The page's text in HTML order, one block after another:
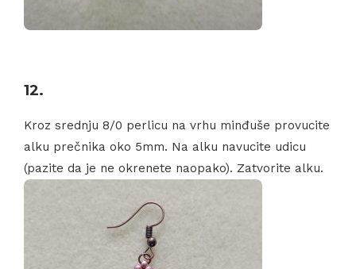
12.
Kroz srednju 8/0 perlicu na vrhu minđuše provucite
alku prečnika oko 5mm. Na alku navucite udicu
(pazite da je ne okrenete naopako). Zatvorite alku.